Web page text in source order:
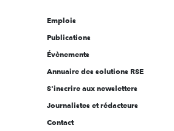
Emplois
Publications
Évènements
Annuaire des solutions RSE
S'inscrire aux newsletters
Journalistes et rédacteurs
Contact